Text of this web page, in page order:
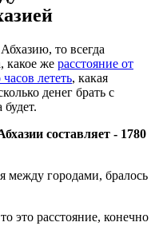
то всегда
какое же расстояние от
часов лететь, какая
денег брать с
составляет - 1780
между городами, бралось
это расстояние, конечно